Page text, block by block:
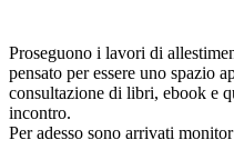
Proseguono i lavori di
pensato per essere uno spazio
consultazione di libri, ebook e
incontro.
Per adesso sono arrivati